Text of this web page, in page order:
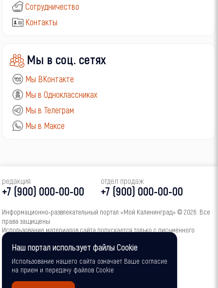
Сотрудничество
Контакты
Мы в соц. сетях
Мы ВКонтакте
Мы в Одноклассниках
Мы в Телеграм
Мы в Максе
редакция
+7 (900) 000-00-00
отдел продаж
+7 (900) 000-00-00
Информационно‑развлекательный портал «Мой Калининград» © 2026. Все
права защищены.
Использование материалов сайта допускается только с письменного
согласия администрации портала.
16+
Наш портал использует файлы Cookie
Использование нашего сайта означает Ваше согласие
на прием и передачу файлов Cookie